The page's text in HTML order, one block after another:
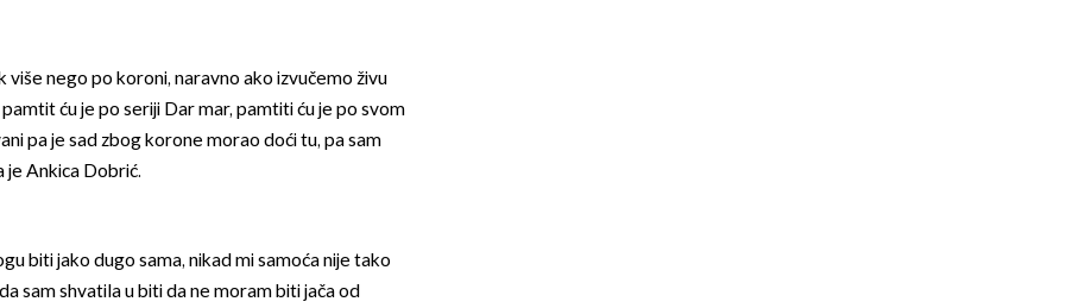
više nego po koroni, naravno ako izvučemo živu
ću je po seriji Dar mar, pamtiti ću je po svom
pa je sad zbog korone morao doći tu, pa sam
je Ankica Dobrić.
biti jako dugo sama, nikad mi samoća nije tako
sam shvatila u biti da ne moram biti jača od